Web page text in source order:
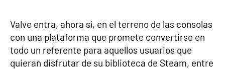
Valve entra, ahora sí, en el terreno de las consolas
con una plataforma que promete convertirse en
todo un referente para aquellos usuarios que
quieran disfrutar de su biblioteca de Steam, entre